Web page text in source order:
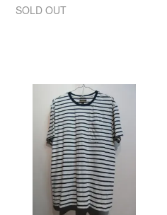
SOLD OUT